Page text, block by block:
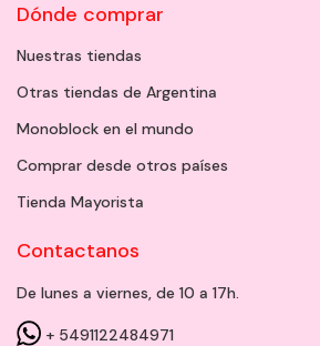
Dónde comprar
Nuestras tiendas
Otras tiendas de Argentina
Monoblock en el mundo
Comprar desde otros países
Tienda Mayorista
Contactanos
De lunes a viernes, de 10 a 17h.
+ 5491122484971